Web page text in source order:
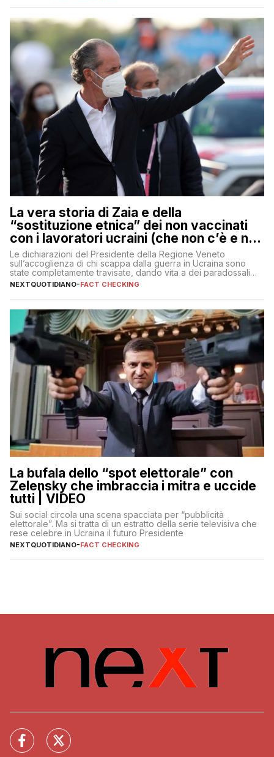
La vera storia di Zaia e della
“sostituzione etnica” dei non vaccinati
con i lavoratori ucraini (che non c’è e non
ci sarà)
Le dichiarazioni del Presidente della Regione Veneto
sull’accoglienza di chi scappa dalla guerra in Ucraina sono
state completamente travisate, dando vita a dei paradossali
falsi che girano sui social
NEXTQUOTIDIANO-FACT CHECKING
La bufala dello “spot elettorale” con
Zelensky che imbraccia i mitra e uccide
tutti | VIDEO
Sui social circola una scena spacciata per “pubblicità
elettorale”. Ma si tratta di un estratto della serie televisiva che
rese celebre in Ucraina il futuro Presidente
NEXTQUOTIDIANO-FACT CHECKING